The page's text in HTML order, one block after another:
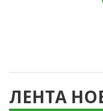
ЛЕНТА